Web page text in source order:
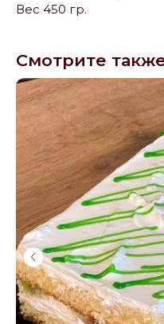
Вес 450 гр.
Смотрите